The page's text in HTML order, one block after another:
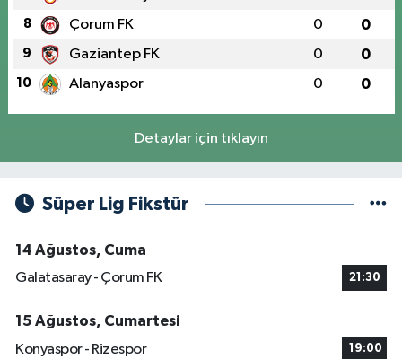
8 Çorum FK 0 0
9 Gaziantep FK 0 0
10 Alanyaspor 0 0
Detaylar için tıklayın
Süper Lig Fikstür
14 Ağustos, Cuma
Galatasaray - Çorum FK
21:30
15 Ağustos, Cumartesi
Konyaspor - Rizespor
19:00